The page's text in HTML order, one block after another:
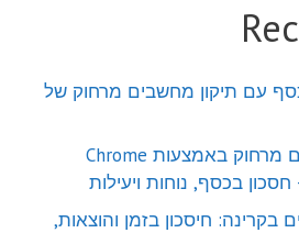
עם תיקון מחשבים מרחוק של
שירות תיקון מחשבים מרחוק באמצעות Chrome
בקרינה: חיסכון בזמן והוצאות,